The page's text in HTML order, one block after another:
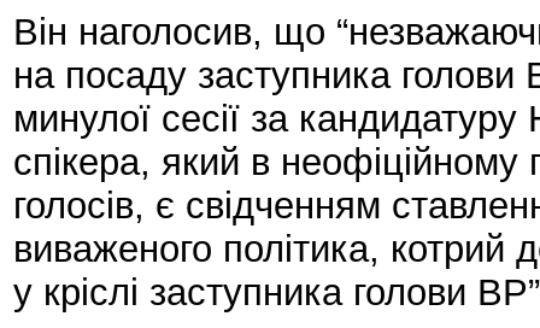
Він наголосив, що
на посаду заступника
минулої сесії за
спікера, який в
голосів, є свідченням
виваженого політика,
у кріслі заступника голови